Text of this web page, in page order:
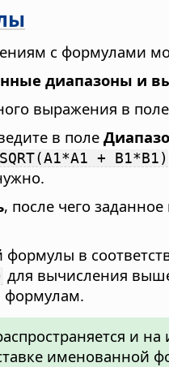
с формулами
диапазоны и
выражения в поле
в поле
SQRT(A1*A1 + B1*B1)
, после чего
в
для вычисления
формулам.
и
именованной